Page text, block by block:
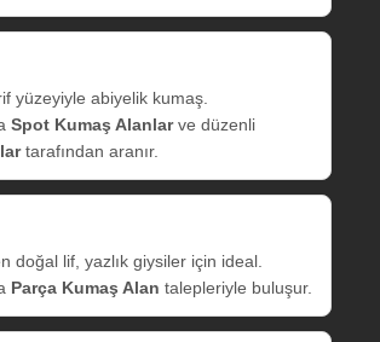
yüzeyiyle abiyelik kumaş.
Spot Kumaş Alanlarve düzenli
tarafından aranır.
doğal lif, yazlık giysiler için ideal.
Parça Kumaş Alan talepleriyle buluşur.